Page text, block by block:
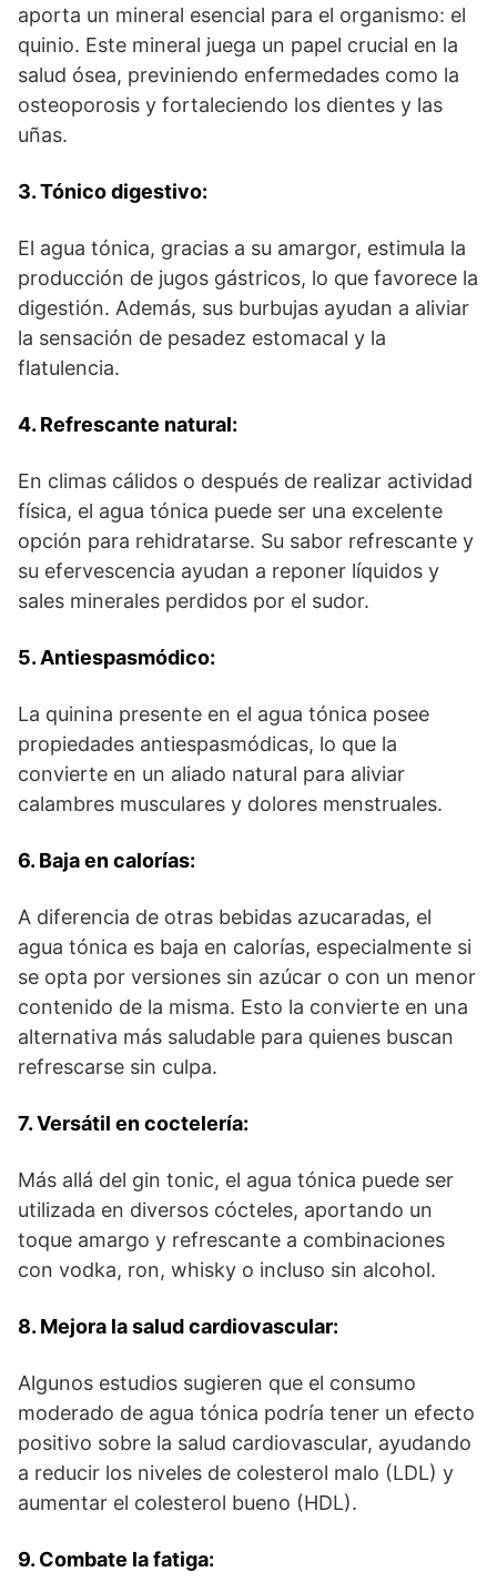
aporta un mineral esencial para el organismo: el
quinio. Este mineral juega un papel crucial en la
salud ósea, previniendo enfermedades como la
osteoporosis y fortaleciendo los dientes y las
uñas.
3. Tónico digestivo:
El agua tónica, gracias a su amargor, estimula la
producción de jugos gástricos, lo que favorece la
digestión. Además, sus burbujas ayudan a aliviar
la sensación de pesadez estomacal y la
flatulencia.
4. Refrescante natural:
En climas cálidos o después de realizar actividad
física, el agua tónica puede ser una excelente
opción para rehidratarse. Su sabor refrescante y
su efervescencia ayudan a reponer líquidos y
sales minerales perdidos por el sudor.
5. Antiespasmódico:
La quinina presente en el agua tónica posee
propiedades antiespasmódicas, lo que la
convierte en un aliado natural para aliviar
calambres musculares y dolores menstruales.
6. Baja en calorías:
A diferencia de otras bebidas azucaradas, el
agua tónica es baja en calorías, especialmente si
se opta por versiones sin azúcar o con un menor
contenido de la misma. Esto la convierte en una
alternativa más saludable para quienes buscan
refrescarse sin culpa.
7. Versátil en coctelería:
Más allá del gin tonic, el agua tónica puede ser
utilizada en diversos cócteles, aportando un
toque amargo y refrescante a combinaciones
con vodka, ron, whisky o incluso sin alcohol.
8. Mejora la salud cardiovascular:
Algunos estudios sugieren que el consumo
moderado de agua tónica podría tener un efecto
positivo sobre la salud cardiovascular, ayudando
a reducir los niveles de colesterol malo (LDL) y
aumentar el colesterol bueno (HDL).
9. Combate la fatiga: